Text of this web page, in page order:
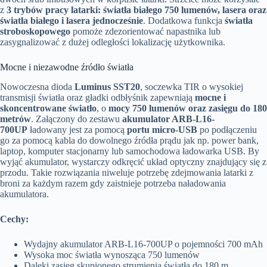
z 3 trybów pracy latarki: światła białego 750 lumenów, lasera oraz
światła białego i lasera jednocześnie. Dodatkowa funkcja światła
stroboskopowego pomoże zdezorientować napastnika lub
zasygnalizować z dużej odległości lokalizację użytkownika.
Mocne i niezawodne źródło światła
Nowoczesna dioda Luminus SST20, soczewka TIR o wysokiej
transmisji światła oraz gładki odbłyśnik zapewniają mocne i
skoncentrowane światło, o mocy 750 lumenów oraz zasięgu do 180
metrów. Załączony do zestawu akumulator ARB-L16-
700UP ładowany jest za pomocą portu micro-USB po podłączeniu
go za pomocą kabla do dowolnego źródła prądu jak np. power bank,
laptop, komputer stacjonarny lub samochodowa ładowarka USB. By
wyjąć akumulator, wystarczy odkręcić układ optyczny znajdujący się z
przodu. Takie rozwiązania niweluje potrzebę zdejmowania latarki z
broni za każdym razem gdy zaistnieje potrzeba naładowania
akumulatora.
Cechy:
Wydajny akumulator ARB-L16-700UP o pojemności 700 mAh
Wysoka moc światła wynosząca 750 lumenów